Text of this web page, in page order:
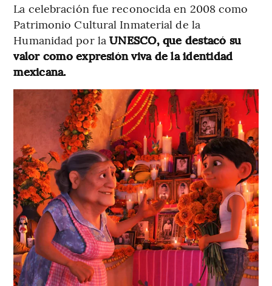
La celebración fue reconocida en 2008 como
Patrimonio Cultural Inmaterial de la
Humanidad por laUNESCO, que destacó su
valor como expresión viva de la identidad
mexicana.